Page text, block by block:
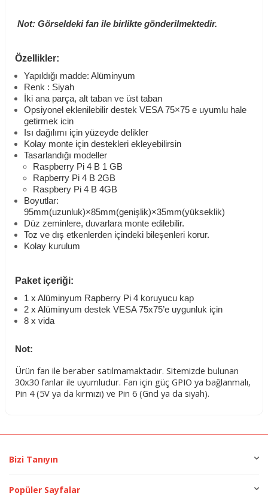
Not: Görseldeki fan ile birlikte gönderilmektedir.
Özellikler:
Yapıldığı madde: Alüminyum
Renk : Siyah
İki ana parça, alt taban ve üst taban
Opsiyonel eklenilebilir destek VESA 75×75 e uyumlu hale
getirmek icin
Isı dağılımı için yüzeyde delikler
Kolay monte için destekleri ekleyebilirsin
Tasarlandığı modeller
Raspberry Pi 4 B 1 GB
Rapberry Pi 4 B 2GB
Raspbery Pi 4 B 4GB
Boyutlar:
95mm(uzunluk)×85mm(genişlik)×35mm(yükseklik)
Düz zeminlere, duvarlara monte edilebilir.
Toz ve dış etkenlerden içindeki bileşenleri korur.
Kolay kurulum
Paket içeriği:
1 x Alüminyum Rapberry Pi 4 koruyucu kap
2 x Alüminyum destek VESA 75x75’e uygunluk için
8 x vida
Not:
Ürün fan ile beraber satılmamaktadır. Sitemizde bulunan
30x30 fanlar ile uyumludur. Fan için güç GPIO ya bağlanmalı,
Pin 4 (5V ya da kırmızı) ve Pin 6 (Gnd ya da siyah).
Bizi Tanıyın
Popüler Sayfalar